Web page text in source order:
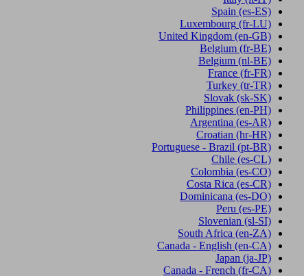
Spain (es-ES)
Luxembourg (fr-LU)
United Kingdom (en-GB)
Belgium (fr-BE)
Belgium (nl-BE)
France (fr-FR)
Turkey (tr-TR)
Slovak (sk-SK)
Philippines (en-PH)
Argentina (es-AR)
Croatian (hr-HR)
Portuguese - Brazil (pt-BR)
Chile (es-CL)
Colombia (es-CO)
Costa Rica (es-CR)
Dominicana (es-DO)
Peru (es-PE)
Slovenian (sl-SI)
South Africa (en-ZA)
Canada - English (en-CA)
Japan (ja-JP)
Canada - French (fr-CA)